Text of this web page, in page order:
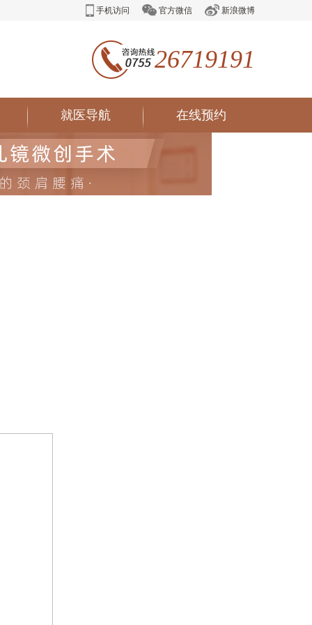
手机访问 官方微信 新浪微博
26719191
就医导航 在线预约